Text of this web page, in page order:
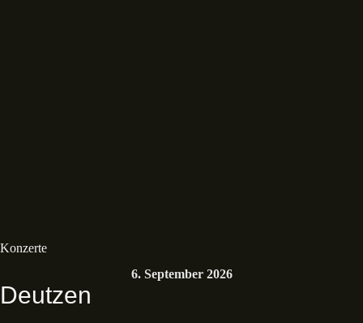
Konzerte
6. September 2026
Deutzen